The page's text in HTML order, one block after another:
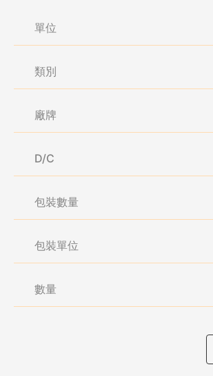
單位
類別
廠牌
D/C
包裝數量
包裝單位
數量